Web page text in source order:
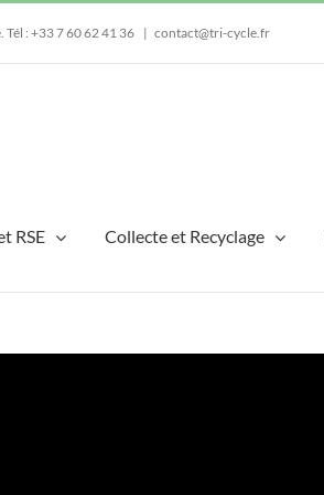
Tél : +33 7 60 62 41 36 | contact@tri-cycle.fr
RSE Collecte et Recyclage